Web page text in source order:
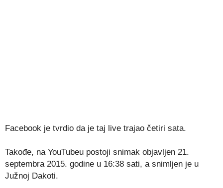
Facebook je tvrdio da je taj live trajao četiri sata.
Takođe, na YouTubeu postoji snimak objavljen 21.
septembra 2015. godine u 16:38 sati, a snimljen je u
Južnoj Dakoti.